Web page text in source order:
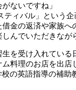
ないですね」
ィバル」という
金の返済や家族
んでいただきな
を受け入れてい
料理のお店を出
の英語指導の補